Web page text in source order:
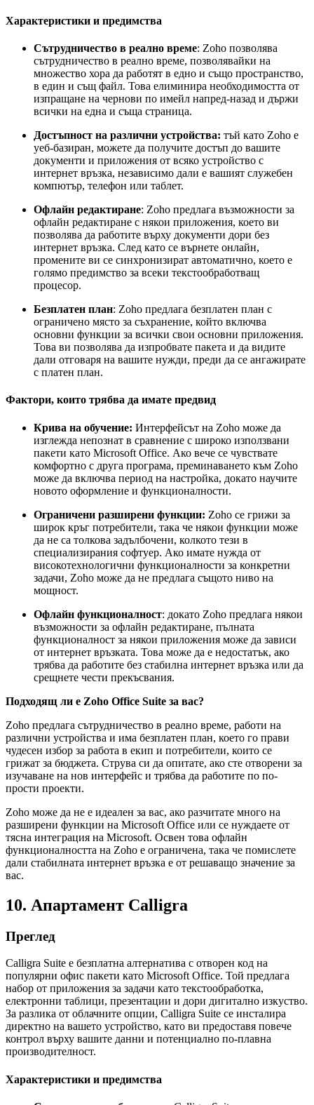
Характеристики и предимства
Сътрудничество в реално време: Zoho позволява
сътрудничество в реално време, позволявайки на
множество хора да работят в едно и също пространство,
в един и същ файл. Това елиминира необходимостта от
изпращане на чернови по имейл напред-назад и държи
всички на една и съща страница.
Достъпност на различни устройства: тъй като Zoho е
уеб-базиран, можете да получите достъп до вашите
документи и приложения от всяко устройство с
интернет връзка, независимо дали е вашият служебен
компютър, телефон или таблет.
Офлайн редактиране: Zoho предлага възможности за
офлайн редактиране с някои приложения, което ви
позволява да работите върху документи дори без
интернет връзка. След като се върнете онлайн,
промените ви се синхронизират автоматично, което е
голямо предимство за всеки текстообработващ
процесор.
Безплатен план: Zoho предлага безплатен план с
ограничено място за съхранение, който включва
основни функции за всички свои основни приложения.
Това ви позволява да изпробвате пакета и да видите
дали отговаря на вашите нужди, преди да се ангажирате
с платен план.
Фактори, които трябва да имате предвид
Крива на обучение: Интерфейсът на Zoho може да
изглежда непознат в сравнение с широко използвани
пакети като Microsoft Office. Ако вече се чувствате
комфортно с друга програма, преминаването към Zoho
може да включва период на настройка, докато научите
новото оформление и функционалности.
Ограничени разширени функции: Zoho се грижи за
широк кръг потребители, така че някои функции може
да не са толкова задълбочени, колкото тези в
специализирания софтуер. Ако имате нужда от
високотехнологични функционалности за конкретни
задачи, Zoho може да не предлага същото ниво на
мощност.
Офлайн функционалност: докато Zoho предлага някои
възможности за офлайн редактиране, пълната
функционалност за някои приложения може да зависи
от интернет връзката. Това може да е недостатък, ако
трябва да работите без стабилна интернет връзка или да
срещнете чести прекъсвания.
Подходящ ли е Zoho Office Suite за вас?
Zoho предлага сътрудничество в реално време, работи на
различни устройства и има безплатен план, което го прави
чудесен избор за работа в екип и потребители, които се
грижат за бюджета. Струва си да опитате, ако сте отворени за
изучаване на нов интерфейс и трябва да работите по по-
прости проекти.
Zoho може да не е идеален за вас, ако разчитате много на
разширени функции на Microsoft Office или се нуждаете от
тясна интеграция на Microsoft. Освен това офлайн
функционалността на Zoho е ограничена, така че помислете
дали стабилната интернет връзка е от решаващо значение за
вас.
10. Апартамент Calligra
Преглед
Calligra Suite е безплатна алтернатива с отворен код на
популярни офис пакети като Microsoft Office. Той предлага
набор от приложения за задачи като текстообработка,
електронни таблици, презентации и дори дигитално изкуство.
За разлика от облачните опции, Calligra Suite се инсталира
директно на вашето устройство, като ви предоставя повече
контрол върху вашите данни и потенциално по-плавна
производителност.
Характеристики и предимства